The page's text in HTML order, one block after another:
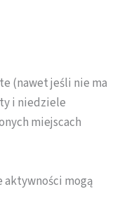
(nawet jeśli nie ma
i niedziele
miejscach
aktywności mogą